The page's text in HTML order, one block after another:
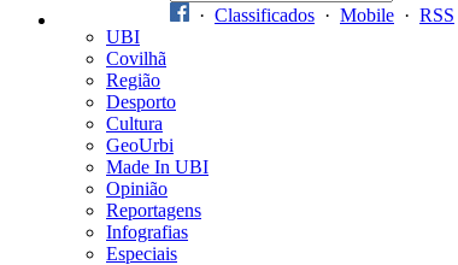
· Classificados · Mobile · RSS
UBI
Covilhã
Região
Desporto
Cultura
GeoUrbi
Made In UBI
Opinião
Reportagens
Infografias
Especiais